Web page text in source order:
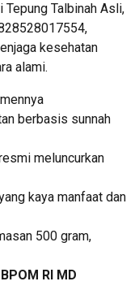
Talbinah Asli,
kesehatan
alami.
berbasis sunnah
meluncurkan
kaya manfaat dan
500 gram,
BPOM RI MD